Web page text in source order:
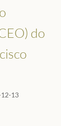
do
13